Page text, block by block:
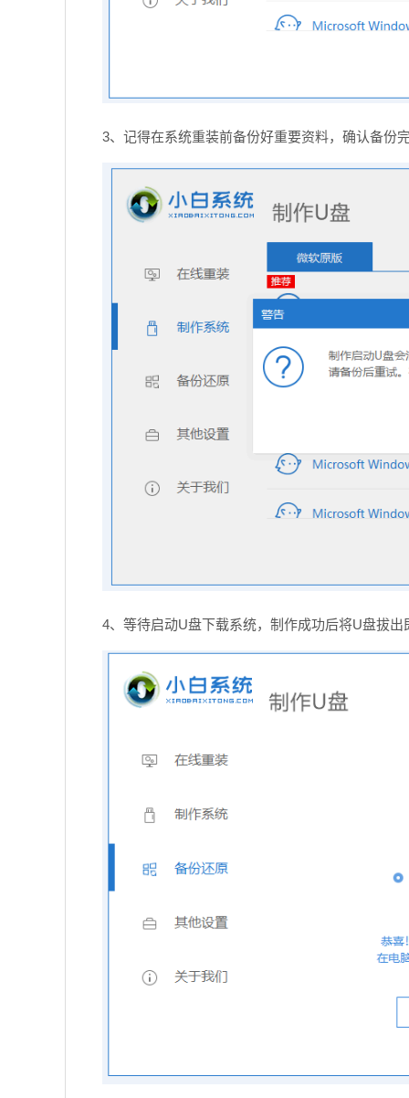
3、记得在系统重装前备份好重要资料，确认备份
4、等待启动U盘下载系统，制作成功后将U盘拔出